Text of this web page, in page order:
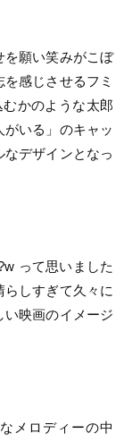
を願い笑みがこぼ
感じさせるフミ
かのような太郎
いる」のキャッ
デザインとなっ
って思いました
しすぎて久々に
映画のイメージ
メロディーの中